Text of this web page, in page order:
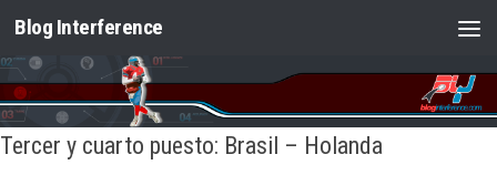
Saltar al contenido
Blog Interference
Tercer y cuarto puesto: Brasil – Holanda